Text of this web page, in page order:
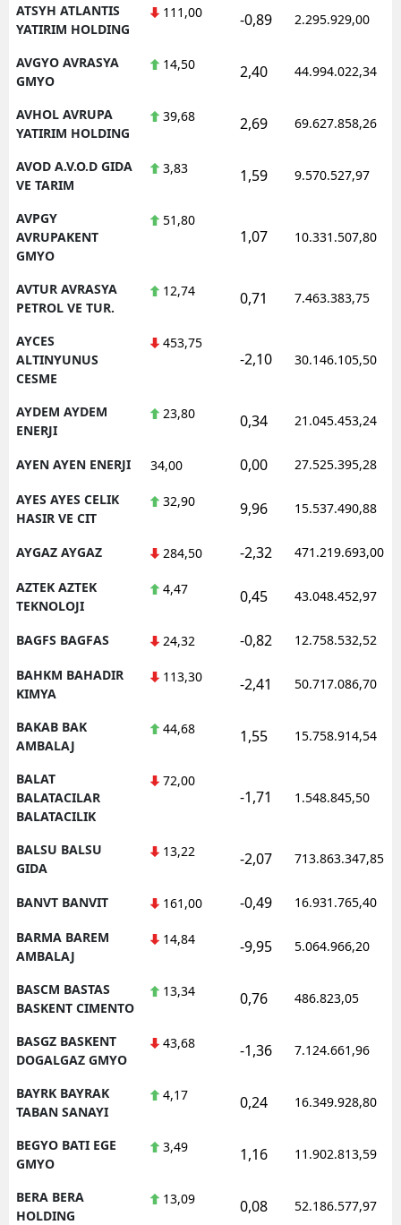
ATSYH ATLANTIS
YATIRIM HOLDING
111,00 -0,89 2.295.929,00
AVGYO AVRASYA
GMYO
14,50 2,40 44.994.022,34
AVHOL AVRUPA
YATIRIM HOLDING
39,68 2,69 69.627.858,26
AVOD A.V.O.D GIDA
VE TARIM
3,83 1,59 9.570.527,97
AVPGY
AVRUPAKENT
GMYO
51,80
1,07 10.331.507,80
AVTUR AVRASYA
PETROL VE TUR.
12,74 0,71 7.463.383,75
AYCES
ALTINYUNUS
CESME
453,75
-2,10 30.146.105,50
AYDEM AYDEM
ENERJI
23,80 0,34 21.045.453,24
AYEN AYEN ENERJI 34,00 0,00 27.525.395,28
AYES AYES CELIK
HASIR VE CIT
32,90 9,96 15.537.490,88
AYGAZ AYGAZ 284,50 -2,32 471.219.693,00
AZTEK AZTEK
TEKNOLOJI
4,47 0,45 43.048.452,97
BAGFS BAGFAS 24,32 -0,82 12.758.532,52
BAHKM BAHADIR
KIMYA
113,30 -2,41 50.717.086,70
BAKAB BAK
AMBALAJ
44,68 1,55 15.758.914,54
BALAT
BALATACILAR
BALATACILIK
72,00
-1,71 1.548.845,50
BALSU BALSU
GIDA
13,22 -2,07 713.863.347,85
BANVT BANVIT 161,00 -0,49 16.931.765,40
BARMA BAREM
AMBALAJ
14,84 -9,95 5.064.966,20
BASCM BASTAS
BASKENT CIMENTO
13,34 0,76 486.823,05
BASGZ BASKENT
DOGALGAZ GMYO
43,68 -1,36 7.124.661,96
BAYRK BAYRAK
TABAN SANAYI
4,17 0,24 16.349.928,80
BEGYO BATI EGE
GMYO
3,49 1,16 11.902.813,59
BERA BERA
HOLDING
13,09 0,08 52.186.577,97